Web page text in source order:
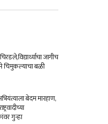
जागीच
चिमुकल्याचा बळी
बेदम मारहाण,
गुन्हा